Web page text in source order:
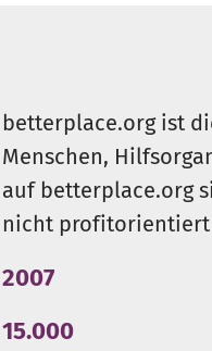
betterplace.org ist
Menschen,
auf betterplace.org
nicht profitorientiert
2007
15.000